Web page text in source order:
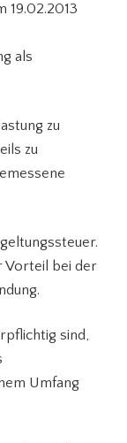
19.02.2013
als
zu
zu
Vorteil bei der
sind,
Umfang